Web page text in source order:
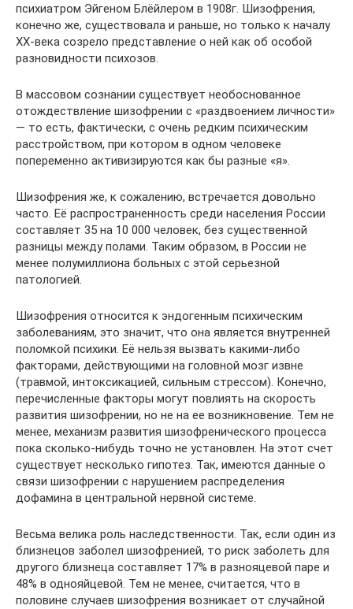
психиатром Эйгеном Блёйлером в 1908г. Шизофрения,
конечно же, существовала и раньше, но только к началу
XX-века созрело представление о ней как об особой
разновидности психозов.
В массовом сознании существует необоснованное
отождествление шизофрении с «раздвоением личности»
— то есть, фактически, с очень редким психическим
расстройством, при котором в одном человеке
попеременно активизируются как бы разные «я».
Шизофрения же, к сожалению, встречается довольно
часто. Её распространенность среди населения России
составляет 35 на 10 000 человек, без существенной
разницы между полами. Таким образом, в России не
менее полумиллиона больных с этой серьезной
патологией.
Шизофрения относится к эндогенным психическим
заболеваниям, это значит, что она является внутренней
поломкой психики. Её нельзя вызвать какими-либо
факторами, действующими на головной мозг извне
(травмой, интоксикацией, сильным стрессом). Конечно,
перечисленные факторы могут повлиять на скорость
развития шизофрении, но не на ее возникновение. Тем не
менее, механизм развития шизофренического процесса
пока сколько-нибудь точно не установлен. На этот счет
существует несколько гипотез. Так, имеются данные о
связи шизофрении с нарушением распределения
дофамина в центральной нервной системе.
Весьма велика роль наследственности. Так, если один из
близнецов заболел шизофренией, то риск заболеть для
другого близнеца составляет 17% в разнояцевой паре и
48% в однояйцевой. Тем не менее, считается, что в
половине случаев шизофрения возникает от случайной